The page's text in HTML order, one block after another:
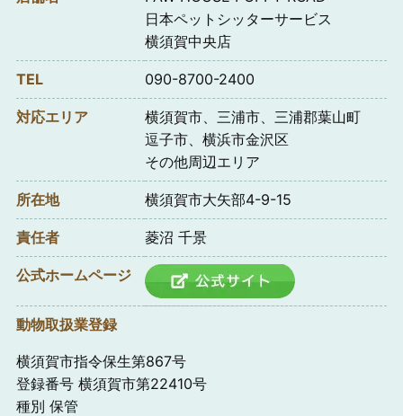
日本ペットシッターサービス
横須賀中央店
TEL 090-8700-2400
対応エリア
横須賀市、三浦市、三浦郡葉山町
逗子市、横浜市金沢区
その他周辺エリア
所在地 横須賀市大矢部4-9-15
責任者 菱沼 千景
公式ホームページ
動物取扱業登録
横須賀市指令保生第867号
登録番号 横須賀市第22410号
種別 保管